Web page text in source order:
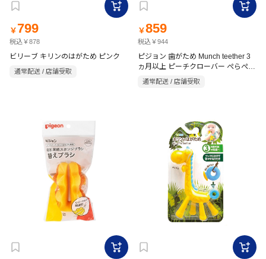
￥ 799
税込￥878
ビリーブ キリンのはがため ピンク
通常配送 / 店舗受取
￥859
税込￥944
ピジョン 歯がため Munch teether 3
ヵ月以上 ピーチクローバー ぺらぺら
タイプ 1個
通常配送 / 店舗受取